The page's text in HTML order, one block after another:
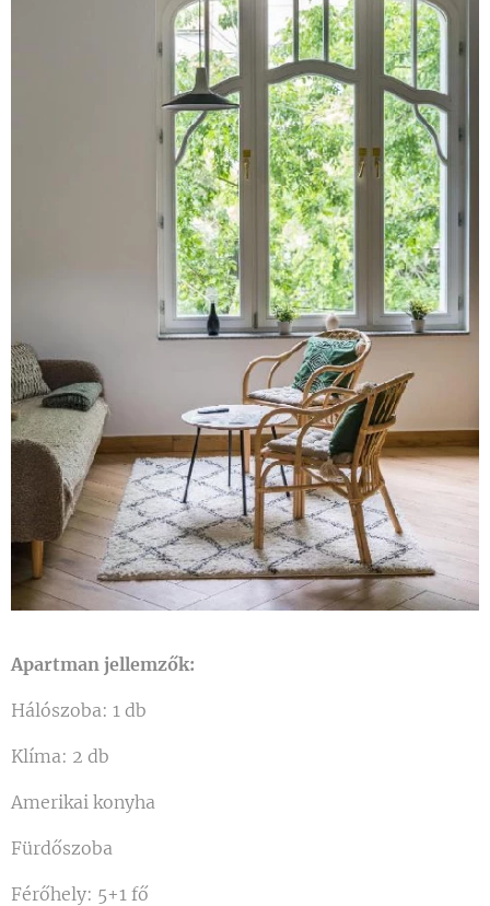
Apartman jellemzők:
Hálószoba: 1 db
Klíma: 2 db
Amerikai konyha
Fürdőszoba
Férőhely: 5+1 fő